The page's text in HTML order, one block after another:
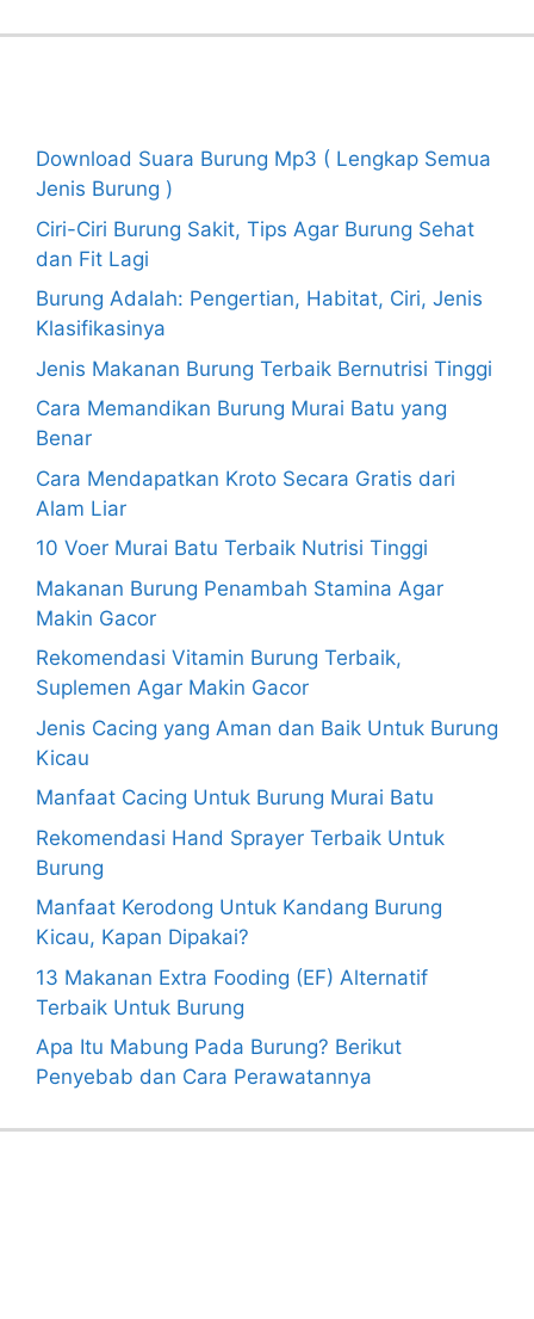
Download Suara Burung Mp3 ( Lengkap Semua
Jenis Burung )
Ciri-Ciri Burung Sakit, Tips Agar Burung Sehat
dan Fit Lagi
Burung Adalah: Pengertian, Habitat, Ciri, Jenis
Klasifikasinya
Jenis Makanan Burung Terbaik Bernutrisi Tinggi
Cara Memandikan Burung Murai Batu yang
Benar
Cara Mendapatkan Kroto Secara Gratis dari
Alam Liar
10 Voer Murai Batu Terbaik Nutrisi Tinggi
Makanan Burung Penambah Stamina Agar
Makin Gacor
Rekomendasi Vitamin Burung Terbaik,
Suplemen Agar Makin Gacor
Jenis Cacing yang Aman dan Baik Untuk Burung
Kicau
Manfaat Cacing Untuk Burung Murai Batu
Rekomendasi Hand Sprayer Terbaik Untuk
Burung
Manfaat Kerodong Untuk Kandang Burung
Kicau, Kapan Dipakai?
13 Makanan Extra Fooding (EF) Alternatif
Terbaik Untuk Burung
Apa Itu Mabung Pada Burung? Berikut
Penyebab dan Cara Perawatannya